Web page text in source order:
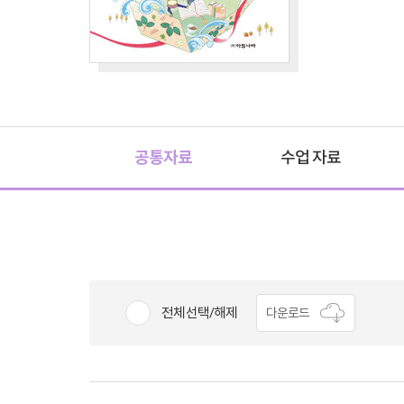
공통자료 수업 자료
전체선택/해제 다운로드